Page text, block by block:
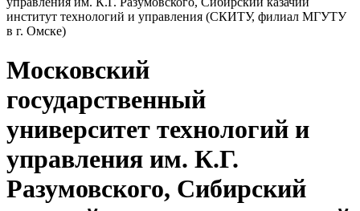
Московский
государственный
университет технологий и
управления им. К.Г.
Разумовского, Сибирский